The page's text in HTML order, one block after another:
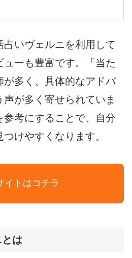
いヴェルニを利用して
ューも豊富です。「当た
が多く、具体的なアドバ
が多く寄せられていま
考にすることで、自分
けやすくなります。
イトはコチラ
は